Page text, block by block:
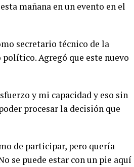
mañana en un evento en el
secretario técnico de la
Agregó que este nuevo
y mi capacidad y eso sin
procesar la decisión que
de participar, pero quería
se puede estar con un pie aquí